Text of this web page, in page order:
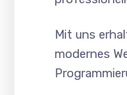
Mit uns
modernes